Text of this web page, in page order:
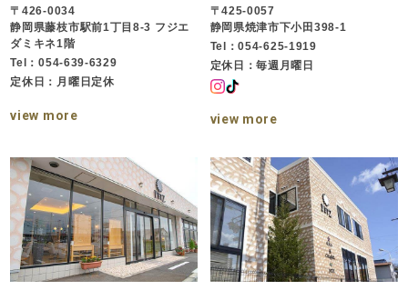
〒426-0034
静岡県藤枝市駅前1丁目8-3 フジエ
ダミキネ1階
Tel：054-639-6329
定休日：月曜日定休
view more
〒425-0057
静岡県焼津市下小田398-1
Tel：054-625-1919
定休日：毎週月曜日
view more